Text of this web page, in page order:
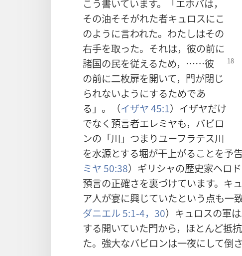
こう書いています。「エホバは，
その油そそがれた者キュロスにこ
のように言われた。わたしはその
右手を取った。それは，彼の前に
諸国の民を従えるため， ……彼
の前に二枚扉を開いて，門が閉じ
られないようにするためであ
る」。（イザヤ 45:1）イザヤだけ
でなく預言者エレミヤも，バビロ
ンの「川」つまりユーフラテス川
を水源とする堀が干上がることを予
ミヤ 50:38）ギリシャの歴史家ヘロ
預言の正確さを裏づけています。キ
ア人が宴に興じていたという点も一
ダニエル 5:1-4， 30）キュロスの軍
する開いていた門から，ほとんど抵
た。強大なバビロンは一夜にして倒さ